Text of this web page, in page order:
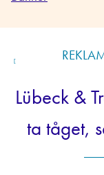
Lübeck &
ta tåget,